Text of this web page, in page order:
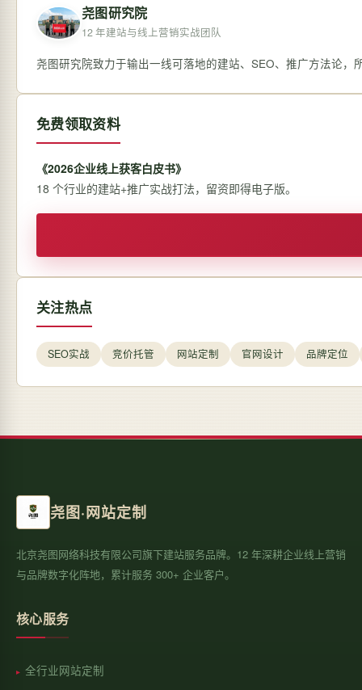
尧图研究院
12 年建站与线上营销实战团队
尧图研究院致力于输出一线可落地的建站、SEO、推广方法论，
免费领取资料
《2026企业线上获客白皮书》
18 个行业的建站+推广实战打法，留资即得电子版。
关注热点
SEO实战 竞价托管 网站定制 官网设计 品牌定位
尧图·网站定制
北京尧图网络科技有限公司旗下建站服务品牌。12 年深耕企业线上营销
与品牌数字化阵地，累计服务 300+ 企业客户。
核心服务
全行业网站定制